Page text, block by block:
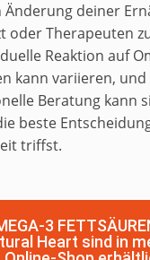
Änderung deiner
oder Therapeuten
Reaktion auf
kann variieren, und
Beratung kann
beste
triffst.
3
Heart sind in